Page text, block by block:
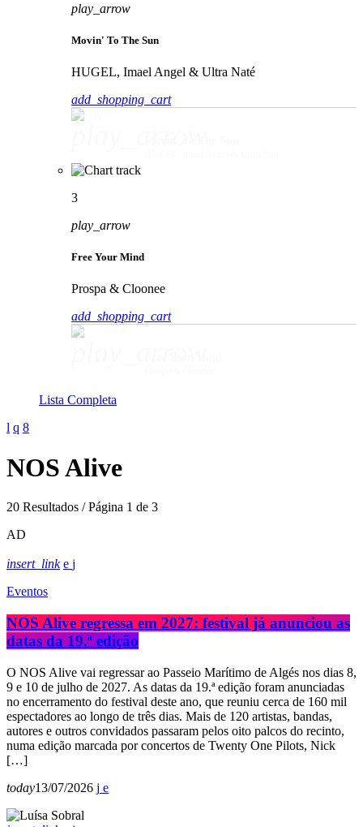
play_arrow
Movin' To The Sun
HUGEL, Imael Angel & Ultra Naté
add_shopping_cart
3
play_arrow
Free Your Mind
Prospa & Cloonee
add_shopping_cart
Lista Completa
NOS Alive
20 Resultados / Página 1 de 3
AD
insert_link
Eventos
NOS Alive regressa em 2027: festival já anunciou as
datas da 19.ª edição
O NOS Alive vai regressar ao Passeio Marítimo de Algés nos dias 8,
9 e 10 de julho de 2027. As datas da 19.ª edição foram anunciadas
no encerramento do festival deste ano, que reuniu cerca de 160 mil
espectadores ao longo de três dias. Mais de 120 artistas, bandas,
autores e outros convidados passaram pelos oito palcos do recinto,
numa edição marcada por concertos de Twenty One Pilots, Nick
[…]
today13/07/2026